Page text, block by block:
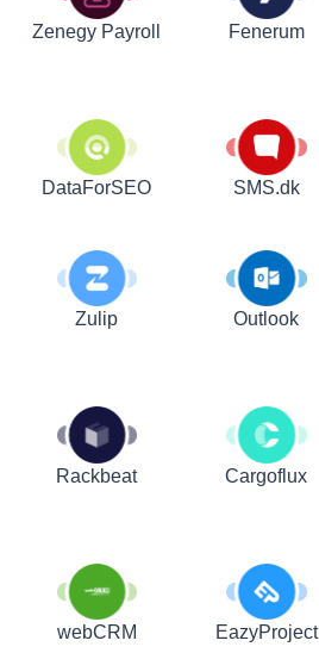
Zenegy Payroll Fenerum
DataForSEO SMS.dk
Zulip Outlook
Rackbeat Cargoflux
webCRM EazyProject